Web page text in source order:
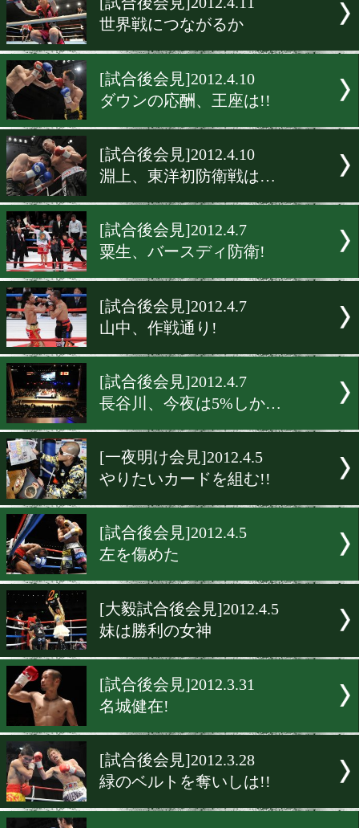
[試合後会見]2012.4.22
狙うは世界!?
[試合後会見]2012.4.11
[試合後会見]2012.4.11
世界戦につながるか
[試合後会見]2012.4.10
ダウンの応酬、王座は!!
[試合後会見]2012.4.10
淵上、東洋初防衛戦は…
[試合後会見]2012.4.7
粟生、バースディ防衛!
[試合後会見]2012.4.7
[試合後会見]2012.4.7
長谷川、今夜は5%しか…
[一夜明け会見]2012.4.5
やりたいカードを組む!!